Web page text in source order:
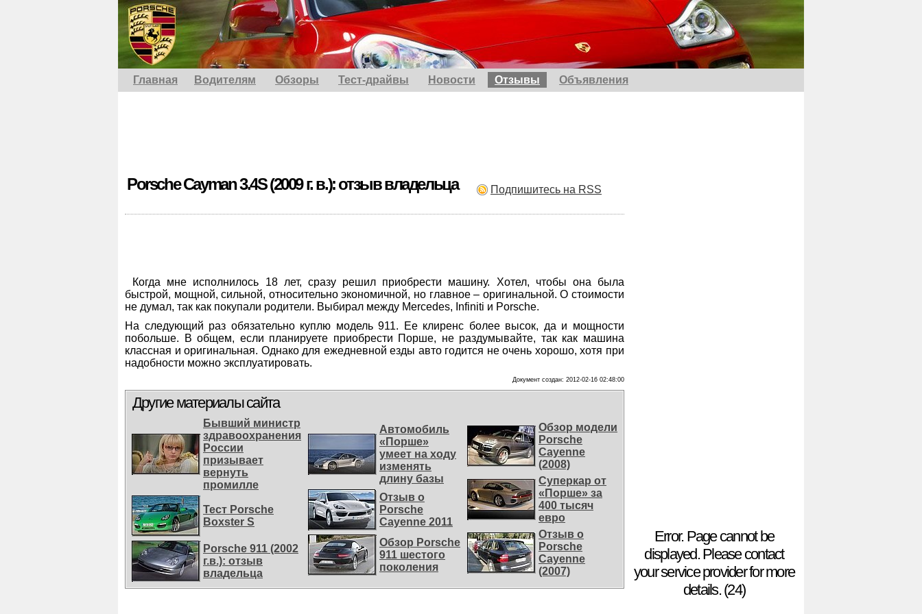
Главная Водителям Обзоры Тест-драйвы Новости Отзывы Объявления
Porsche Cayman 3.4S (2009 г. в.): отзыв владельца Подпишитесь на RSS
Когда мне исполнилось 18 лет, сразу решил приобрести машину. Хотел, чтобы она была
быстрой, мощной, сильной, относительно экономичной, но главное – оригинальной. О стоимости
не думал, так как покупали родители. Выбирал между Mercedes, Infiniti и Porsche.
На следующий раз обязательно куплю модель 911. Ее клиренс более высок, да и мощности
побольше. В общем, если планируете приобрести Порше, не раздумывайте, так как машина
классная и оригинальная. Однако для ежедневной езды авто годится не очень хорошо, хотя при
надобности можно эксплуатировать.
Документ создан: 2012-02-16 02:48:00
Другие материалы сайта
Бывший министр
здравоохранения
России
призывает
вернуть
промилле
Тест Porsche
Boxster S
Porsche 911 (2002
г.в.): отзыв
владельца
Автомобиль
«Порше»
умеет на ходу
изменять
длину базы
Отзыв о
Porsche
Cayenne 2011
Обзор Porsche
911 шестого
поколения
Обзор модели
Porsche
Cayenne
(2008)
Суперкар от
«Порше» за
400 тысяч
евро
Отзыв о
Porsche
Cayenne
(2007)
Error. Page cannot be
displayed. Please contact
your service provider for more
details. (24)